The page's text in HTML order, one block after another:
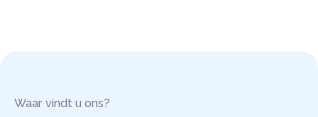
Waar vindt u ons?